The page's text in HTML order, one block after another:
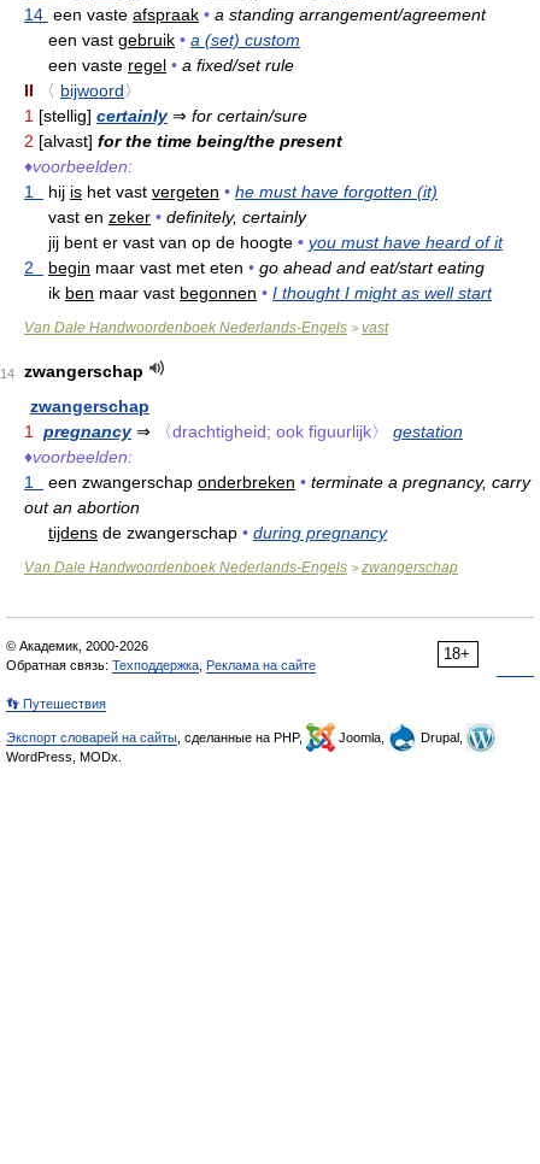
14 een vaste afspraak • a standing arrangement/agreement
een vast gebruik • a (set) custom
een vaste regel • a fixed/set rule
II
〈 bijwoord〉
1 [stellig] certainly⇒ for certain/sure
2 [alvast] for the time being/the present
♦voorbeelden:
1
hij is het vast vergeten • he must have forgotten (it)
vast en zeker • definitely, certainly
jij bent er vast van op de hoogte • you must have heard of it
2
begin maar vast met eten • go ahead and eat/start eating
ik ben maar vast begonnen • I thought I might as well start
Van Dale Handwoordenboek Nederlands-Engels > vast
14
zwangerschap
zwangerschap
1
pregnancy⇒ 〈drachtigheid; ook figuurlijk〉
gestation
♦voorbeelden:
1
een zwangerschap onderbreken • terminate a pregnancy, carry
out an abortion
tijdens de zwangerschap • during pregnancy
Van Dale Handwoordenboek Nederlands-Engels > zwangerschap
18+
© Академик, 2000-2026
Обратная связь: Техподдержка Реклама на сайте
👣 Путешествия
Экспорт словарей на сайты , сделанные на PHP, Joomla,
Drupal,
WordPress, MODx.